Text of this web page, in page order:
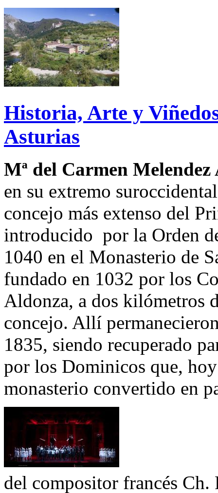
Historia, Arte y
Asturias
Mª del Carmen
en su extremo
concejo más extenso del
introducido por la Orden
1040 en el Monasterio de
fundado en 1032 por los
Aldonza, a dos kilómetros
concejo. Allí
1835, siendo recuperado
por los Dominicos que,
monasterio convertido en
del compositor francés Ch.